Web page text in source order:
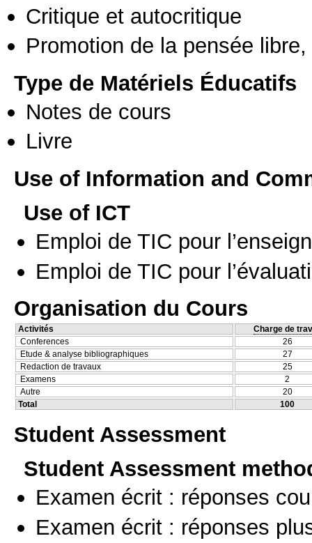
Critique et autocritique
Promotion de la pensée
Type de Matériels Éducatifs
Notes de cours
Livre
Use of Information and
Use of ICT
Emploi de TIC pour
Emploi de TIC pour
Organisation du Cours
Activités
Charge de
Conferences
26
Etude & analyse bibliographiques
27
Redaction de travaux
25
Examens
2
Autre
20
Total
100
Student Assessment
Student Assessment
Examen écrit : réponses
Examen écrit : réponses